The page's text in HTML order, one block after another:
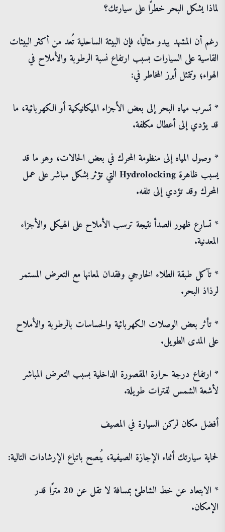
لماذا يشكل البحر خطرًا على سيارتك؟
رغم أن المشهد يبدو مثاليًا، فإن البيئة الساحلية تُعد من أكثر البيئات
القاسية على السيارات بسبب ارتفاع نسبة الرطوبة والأملاح في
الهواء؛ وتتمثل أبرز المخاطر في:
* تسرب مياه البحر إلى بعض الأجزاء الميكانيكية أو الكهربائية، ما
قد يؤدي إلى أعطال مكلفة.
* وصول المياه إلى منظومة المحرك في بعض الحالات، وهو ما قد
يسبب ظاهرة Hydrolocking التي تؤثر بشكل مباشر على عمل
المحرك وقد تؤدي إلى تلفه.
* تسارع ظهور الصدأ نتيجة ترسب الأملاح على الهيكل والأجزاء
المعدنية.
* تآكل طبقة الطلاء الخارجي وفقدان لمعانها مع التعرض المستمر
لرذاذ البحر.
* تأثر بعض الوصلات الكهربائية والحساسات بالرطوبة والأملاح
على المدى الطويل.
* ارتفاع درجة حرارة المقصورة الداخلية بسبب التعرض المباشر
لأشعة الشمس لفترات طويلة.
أفضل مكان لركن السيارة في المصيف
لحماية سيارتك أثناء الإجازة الصيفية، يُنصح باتباع الإرشادات التالية:
* الابتعاد عن خط الشاطئ بمسافة لا تقل عن 20 مترًا قدر
الإمكان.